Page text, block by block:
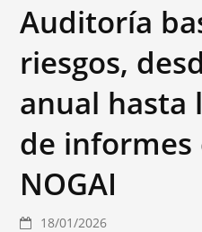
Auditoría
riesgos,
anual hasta
de informes
NOGAI
18/01/2026